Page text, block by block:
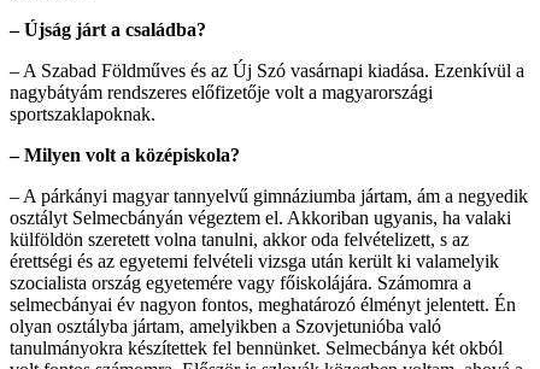
– Újság járt a családba?
– A Szabad Földműves és az Új Szó vasárnapi kiadása. Ezenkívül a
nagybátyám rendszeres előfizetője volt a magyarországi
sportszaklapoknak.
– Milyen volt a középiskola?
– A párkányi magyar tannyelvű gimnáziumba jártam, ám a negyedik
osztályt Selmecbányán végeztem el. Akkoriban ugyanis, ha valaki
külföldön szeretett volna tanulni, akkor oda felvételizett, s az
érettségi és az egyetemi felvételi vizsga után került ki valamelyik
szocialista ország egyetemére vagy főiskolájára. Számomra a
selmecbányai év nagyon fontos, meghatározó élményt jelentett. Én
olyan osztályba jártam, amelyikben a Szovjetunióba való
tanulmányokra készítettek fel bennünket. Selmecbánya két okból